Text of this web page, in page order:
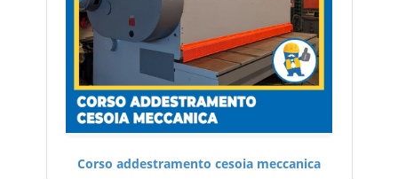
Corso addestramento cesoia meccanica